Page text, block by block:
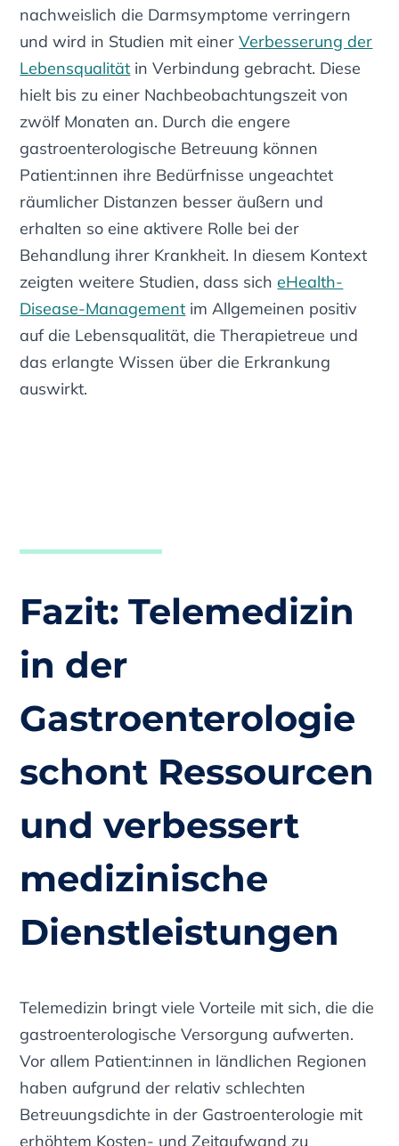
nachweislich die Darmsymptome verringern
und wird in Studien mit einerVerbesserung der
Lebensqualität in Verbindung gebracht. Diese
hielt bis zu einer Nachbeobachtungszeit von
zwölf Monaten an. Durch die engere
gastroenterologische Betreuung können
Patient:innen ihre Bedürfnisse ungeachtet
räumlicher Distanzen besser äußern und
erhalten so eine aktivere Rolle bei der
Behandlung ihrer Krankheit. In diesem Kontext
zeigten weitere Studien, dass sicheHealth-
Disease-Management im Allgemeinen positiv
auf die Lebensqualität, die Therapietreue und
das erlangte Wissen über die Erkrankung
auswirkt.
Fazit: Telemedizin
in der
Gastroenterologie
schont Ressourcen
und verbessert
medizinische
Dienstleistungen
Telemedizin bringt viele Vorteile mit sich, die die
gastroenterologische Versorgung aufwerten.
Vor allem Patient:innen in ländlichen Regionen
haben aufgrund der relativ schlechten
Betreuungsdichte in der Gastroenterologie mit
erhöhtem Kosten- und Zeitaufwand zu